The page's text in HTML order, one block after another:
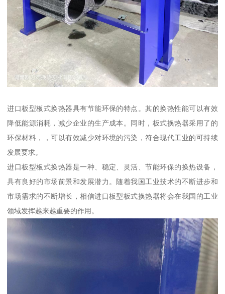
进口板型板式换热器具有节能环保的特点。其的换热性能可以有效
降低能源消耗，减少企业的生产成本。同时，板式换热器采用了的
环保材料，，可以有效减少对环境的污染，符合现代工业的可持续
发展要求。
进口板型板式换热器是一种、稳定、灵活、节能环保的换热设备，
具有良好的市场前景和发展潜力。随着我国工业技术的不断进步和
市场需求的不断增长，相信进口板型板式换热器将会在我国的工业
领域发挥越来越重要的作用。